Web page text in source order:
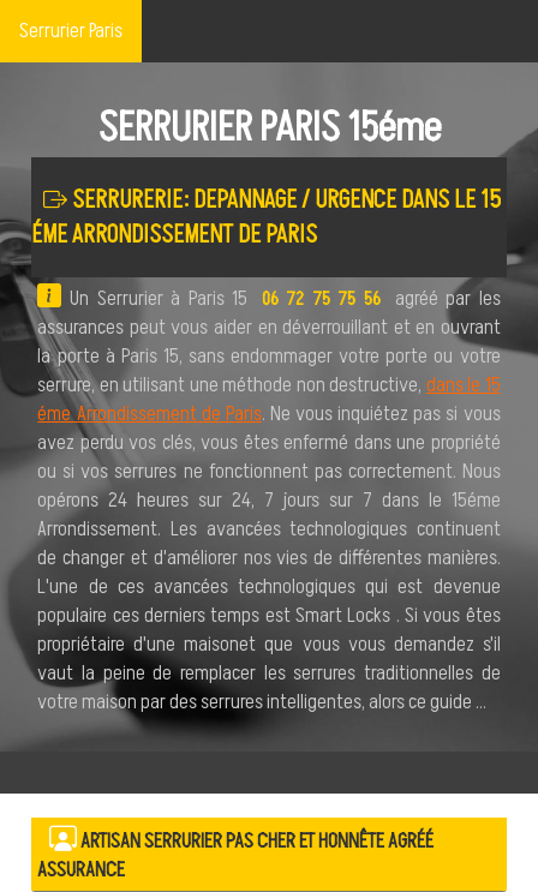
Serrurier Paris
SERRURIER PARIS 15éme
SERRURERIE: DEPANNAGE / URGENCE DANS LE 15
ÉME ARRONDISSEMENT DE PARIS
Un Serrurier à Paris 15 06 72 75 75 56 agréé par les
assurances peut vous aider en déverrouillant et en ouvrant
la porte à Paris 15, sans endommager votre porte ou votre
serrure, en utilisant une méthode non destructive, dans le 15
éme Arrondissement de Paris. Ne vous inquiétez pas si vous
avez perdu vos clés, vous êtes enfermé dans une propriété
ou si vos serrures ne fonctionnent pas correctement. Nous
opérons 24 heures sur 24, 7 jours sur 7 dans le 15éme
Arrondissement. Les avancées technologiques continuent
de changer et d'améliorer nos vies de différentes manières.
L'une de ces avancées technologiques qui est devenue
populaire ces derniers temps est Smart Locks . Si vous êtes
propriétaire d'une maisonet que vous vous demandez s'il
vaut la peine de remplacer les serrures traditionnelles de
votre maison par des serrures intelligentes, alors ce guide ...
ARTISAN SERRURIER PAS CHER ET HONNÊTE AGRÉÉ
ASSURANCE